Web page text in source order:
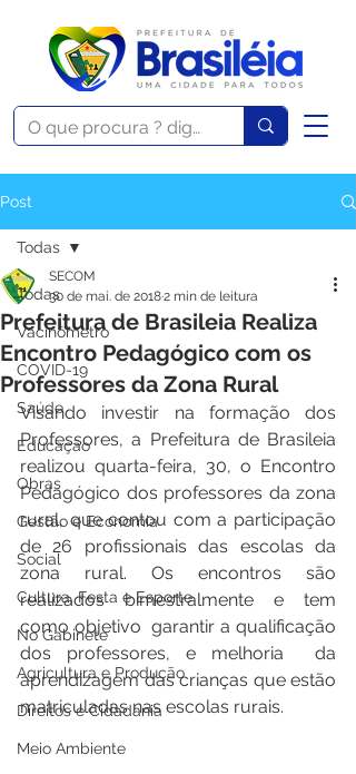
Post
Todas
Vacinômetro
COVID-19
Saúde
Educação
Obras
Gestão e Economia
Social
Cultura, Festa e Esporte
No Gabinete
Agricultura e Produção
Direitos e Cidadania
Meio Ambiente
Todas
Prefeitura de Brasileia Realiza
Encontro Pedagógico com os
Professores da Zona Rural
SECOM
30 de mai. de 20182 min de leitura
Visando investir na formação dos
Professores, a Prefeitura de Brasileia
realizou quarta-feira, 30, o Encontro
Pedagógico dos professores da zona
rural, que contou com a participação
de 26 profissionais das escolas da
zona rural. Os encontros são
realizados bimestralmente e tem
como objetivo  garantir a qualificação
dos professores, e melhoria  da
aprendizagem das crianças que estão
matriculadas nas escolas rurais.